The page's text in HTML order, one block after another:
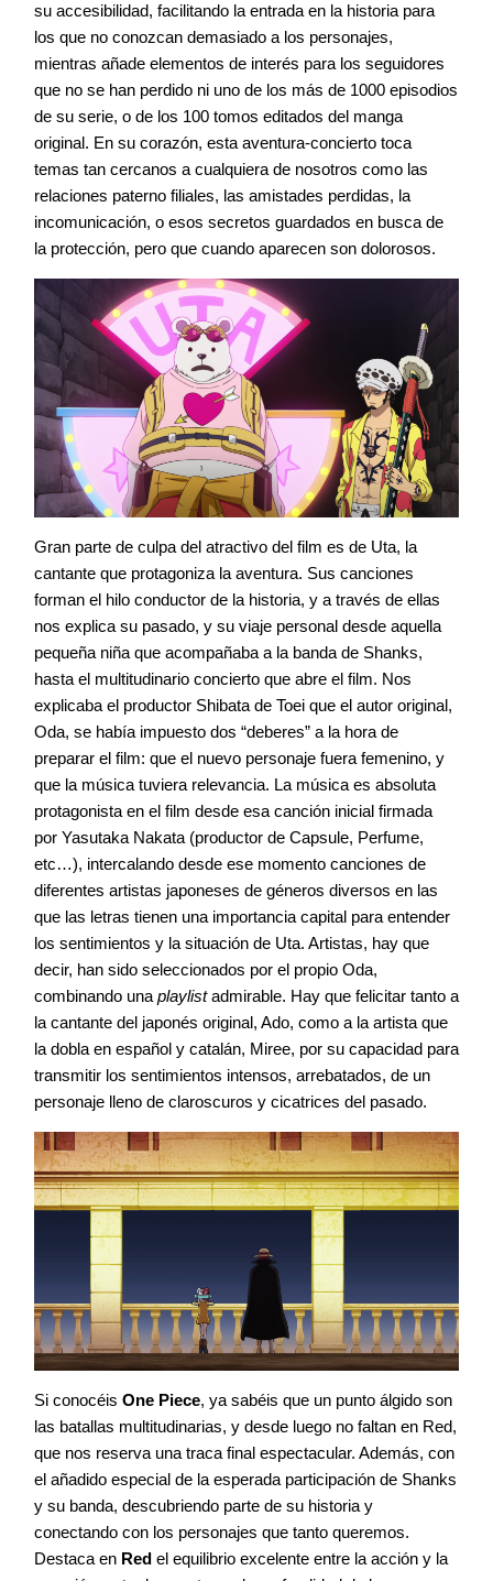
su accesibilidad, facilitando la entrada en la historia para
los que no conozcan demasiado a los personajes,
mientras añade elementos de interés para los seguidores
que no se han perdido ni uno de los más de 1000 episodios
de su serie, o de los 100 tomos editados del manga
original. En su corazón, esta aventura-concierto toca
temas tan cercanos a cualquiera de nosotros como las
relaciones paterno filiales, las amistades perdidas, la
incomunicación, o esos secretos guardados en busca de
la protección, pero que cuando aparecen son dolorosos.
Gran parte de culpa del atractivo del film es de Uta, la
cantante que protagoniza la aventura. Sus canciones
forman el hilo conductor de la historia, y a través de ellas
nos explica su pasado, y su viaje personal desde aquella
pequeña niña que acompañaba a la banda de Shanks,
hasta el multitudinario concierto que abre el film. Nos
explicaba el productor Shibata de Toei que el autor original,
Oda, se había impuesto dos “deberes” a la hora de
preparar el film: que el nuevo personaje fuera femenino, y
que la música tuviera relevancia. La música es absoluta
protagonista en el film desde esa canción inicial firmada
por Yasutaka Nakata (productor de Capsule, Perfume,
etc…), intercalando desde ese momento canciones de
diferentes artistas japoneses de géneros diversos en las
que las letras tienen una importancia capital para entender
los sentimientos y la situación de Uta. Artistas, hay que
decir, han sido seleccionados por el propio Oda,
combinando una playlistadmirable. Hay que felicitar tanto a
la cantante del japonés original, Ado, como a la artista que
la dobla en español y catalán, Miree, por su capacidad para
transmitir los sentimientos intensos, arrebatados, de un
personaje lleno de claroscuros y cicatrices del pasado.
Si conocéis One Piece, ya sabéis que un punto álgido son
las batallas multitudinarias, y desde luego no faltan en Red,
que nos reserva una traca final espectacular. Además, con
el añadido especial de la esperada participación de Shanks
y su banda, descubriendo parte de su historia y
conectando con los personajes que tanto queremos.
Destaca en Red el equilibrio excelente entre la acción y la